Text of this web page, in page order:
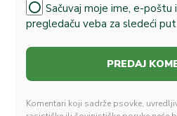
Sačuvaj moje ime, e-
pregledaču veba za sledeći
Komentari koji sadrže psovke,